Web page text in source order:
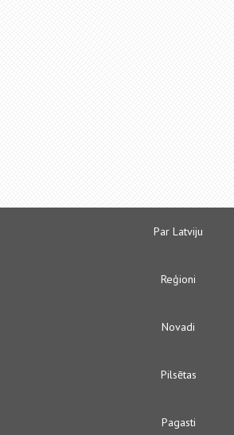
Par Latviju
Reģioni
Novadi
Pilsētas
Pagasti